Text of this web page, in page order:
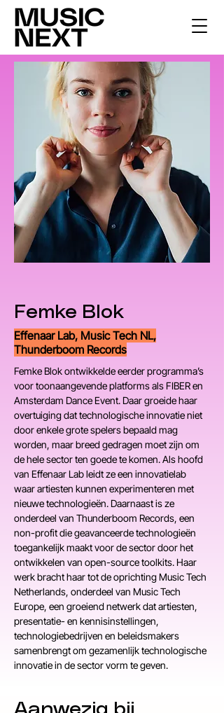
Femke Blok
Effenaar Lab, Music Tech NL,
Thunderboom Records
Femke Blok ontwikkelde eerder programma’s
voor toonaangevende platforms als FIBER en
Amsterdam Dance Event. Daar groeide haar
overtuiging dat technologische innovatie niet
door enkele grote spelers bepaald mag
worden, maar breed gedragen moet zijn om
de hele sector ten goede te komen. Als hoofd
van Effenaar Lab leidt ze een innovatielab
waar artiesten kunnen experimenteren met
nieuwe technologieën. Daarnaast is ze
onderdeel van Thunderboom Records, een
non-profit die geavanceerde technologieën
toegankelijk maakt voor de sector door het
ontwikkelen van open-source toolkits. Haar
werk bracht haar tot de oprichting Music Tech
Netherlands, onderdeel van Music Tech
Europe, een groeiend netwerk dat artiesten,
presentatie- en kennisinstellingen,
technologiebedrijven en beleidsmakers
samenbrengt om gezamenlijk technologische
innovatie in de sector vorm te geven.